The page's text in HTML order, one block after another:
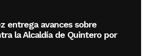
entrega avances sobre
la Alcaldía de Quintero por